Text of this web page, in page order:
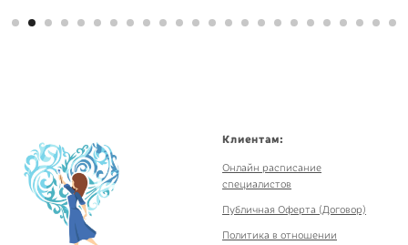
Клиентам:
Онлайн расписание
специалистов
Публичная Оферта (Договор)
Политика в отношении